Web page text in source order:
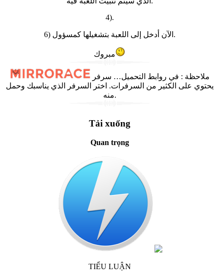
4).
6) الآن أدخل إلى اللعبة بتشغيلها كمسؤول.
مبروك
ملاحظة : في روابط التحميل… سرفر
يحتوي على الكثير من السرفرات. اختر السرفر الذي يناسبك وحمل
منه.
Tải xuống
Quan trọng
TIỂU LUẬN